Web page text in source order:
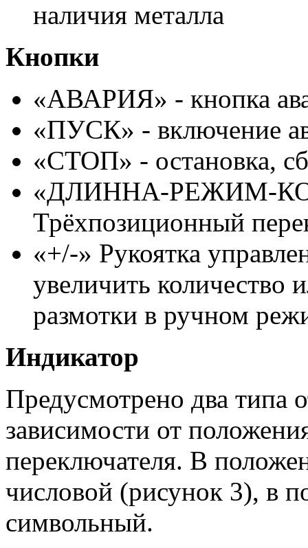
наличия металла
Кнопки
«АВАРИЯ» - кнопка
«ПУСК» - включение
«СТОП» - остановка,
«ДЛИННА-РЕЖИМ-
Трёхпозиционный
«+/-» Рукоятка
увеличить количество
размотки в ручном
Индикатор
Предусмотрено два типа
зависимости от
переключателя. В
числовой (рисунок 3), в
символьный.